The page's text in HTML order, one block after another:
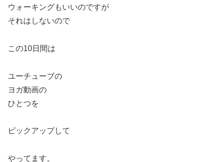
ウォーキングもいいのですが
それはしないので
この10日間は
ユーチューブの
ヨガ動画の
ひとつを
ピックアップして
やってます。